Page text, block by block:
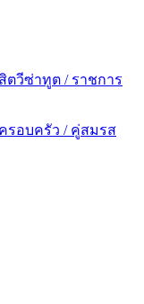
ตวีซ่าทูต / ราชการ
รอบครัว / คู่สมรส